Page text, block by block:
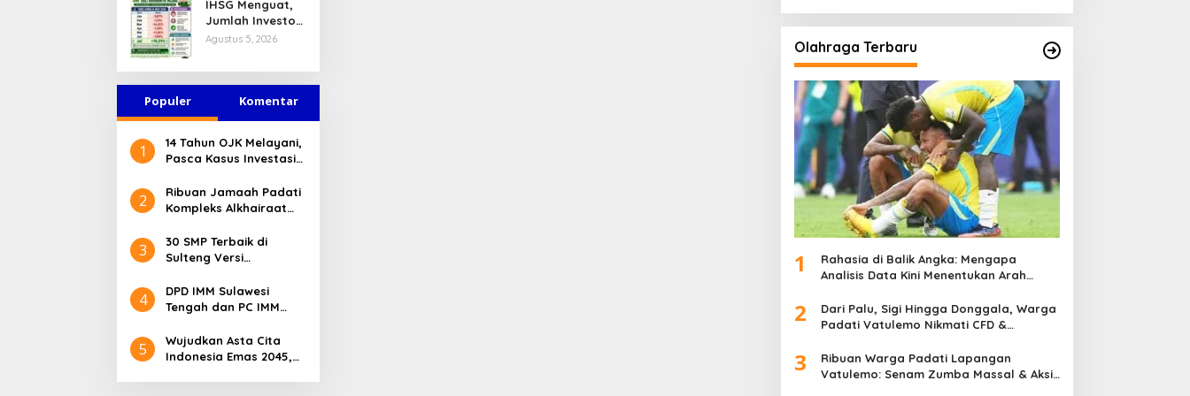
Jasa Keuangan
Tetap Terjaga
IHSG Menguat,
Jumlah Investor
Pasar Modal
Agustus 5, 2026
Populer Komentar
1
14 Tahun OJK Melayani,
Pasca Kasus Investasi
Sulteng Menilai Peran
OJK Sangat Penting
2
Ribuan Jamaah Padati
Kompleks Alkhairaat
Nasional dan Daerah
Hadir
3
30 SMP Terbaik di
Sulteng Versi
4
DPD IMM Sulawesi
Tengah dan PC IMM
Mantan Kapolresta
Palu
5
Wujudkan Asta Cita
Indonesia Emas 2045,
Olahraga Terbaru
1
Rahasia di Balik Angka: Mengapa
Analisis Data Kini Menentukan Arah
2
Dari Palu, Sigi Hingga Donggala, Warga
Padati Vatulemo Nikmati CFD &
3
Ribuan Warga Padati Lapangan
Vatulemo: Senam Zumba Massal & Aksi